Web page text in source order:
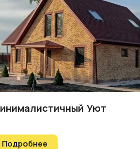
Уют
Подробнее